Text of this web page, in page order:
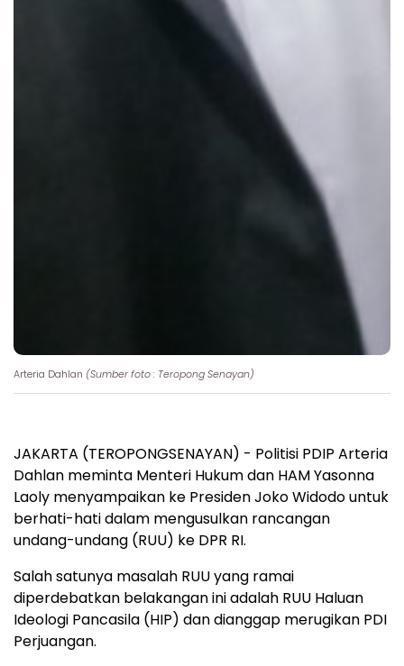
Arteria Dahlan (Sumber foto : Teropong Senayan)
JAKARTA (TEROPONGSENAYAN) - Politisi PDIP Arteria
Dahlan meminta Menteri Hukum dan HAM Yasonna
Laoly menyampaikan ke Presiden Joko Widodo untuk
berhati-hati dalam mengusulkan rancangan
undang-undang (RUU) ke DPR RI.
Salah satunya masalah RUU yang ramai
diperdebatkan belakangan ini adalah RUU Haluan
Ideologi Pancasila (HIP) dan dianggap merugikan PDI
Perjuangan.